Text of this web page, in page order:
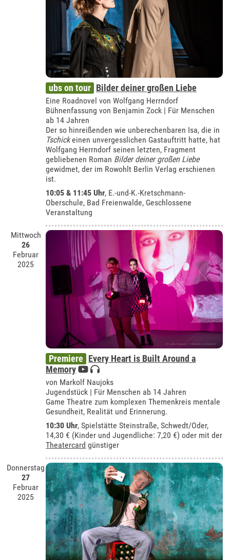
ubs on tour Bilder deiner großen Liebe
Eine Roadnovel von Wolfgang Herrndorf
Bühnenfassung von Benjamin Zock | Für Menschen
ab 14 Jahren
Der so hinreißenden wie unberechenbaren Isa, die in
Tschickeinen unvergesslichen Gastauftritt hatte, hat
Wolfgang Herrndorf seinen letzten, Fragment
gebliebenen Roman Bilder deiner großen Liebe
gewidmet, der im Rowohlt Berlin Verlag erschienen
ist.
10:05 & 11:45 Uhr, E.-und-K.-Kretschmann-
Oberschule, Bad Freienwalde, Geschlossene
Veranstaltung
Mittwoch
26
Februar
2025
Premiere Every Heart is Built Around a
Memory
von Markolf Naujoks
Jugendstück | Für Menschen ab 14 Jahren
Game Theatre zum komplexen Themenkreis mentale
Gesundheit, Realität und Erinnerung.
10:30 Uhr, Spielstätte Steinstraße, Schwedt/Oder,
14,30 € (Kinder und Jugendliche: 7,20 €) oder mit der
Theatercard günstiger
Donnerstag
27
Februar
2025